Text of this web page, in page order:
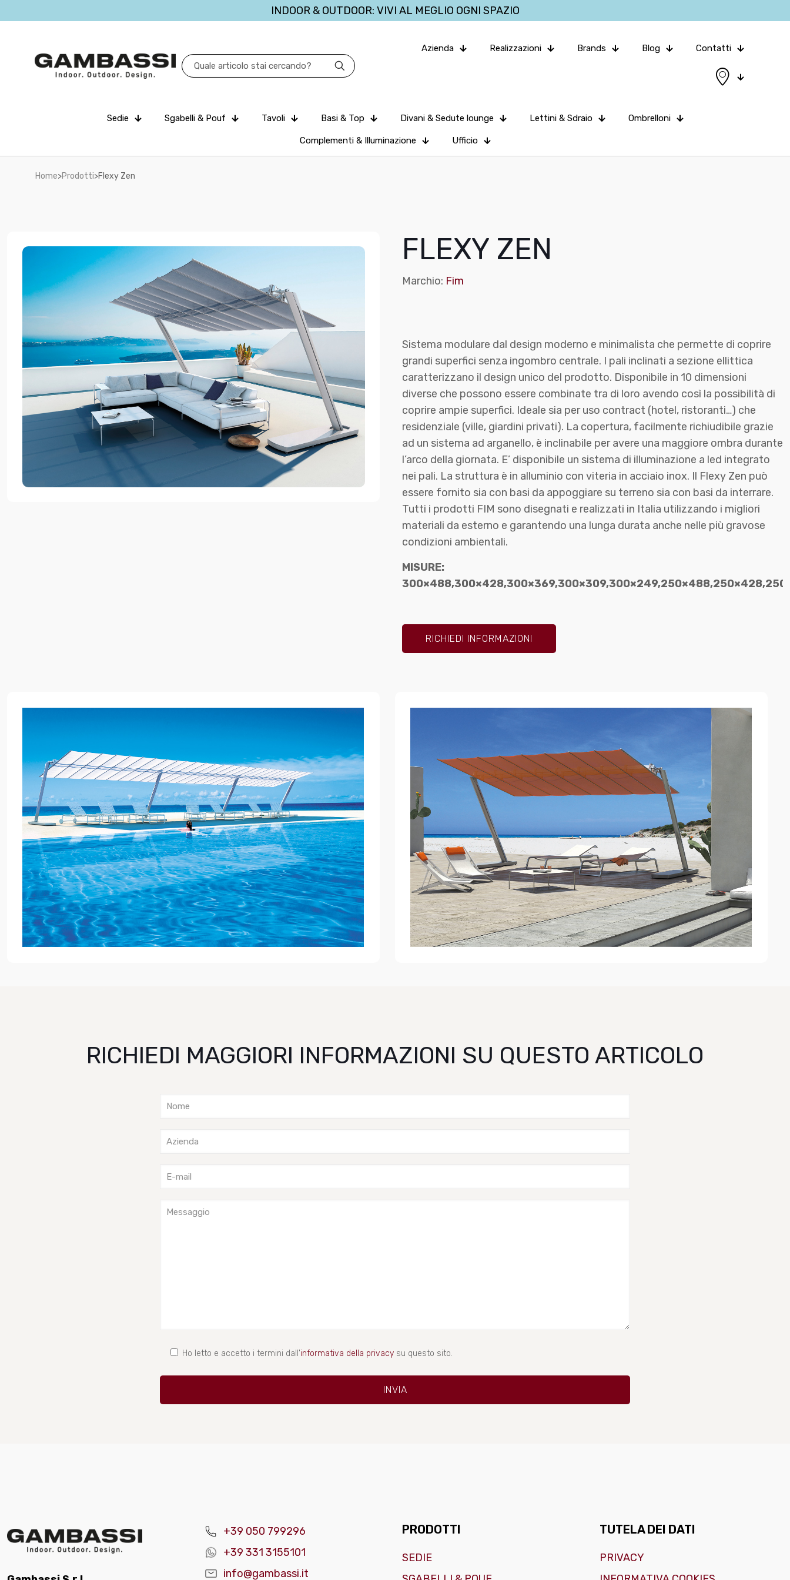
INDOOR & OUTDOOR: VIVI AL MEGLIO OGNI SPAZIO
Azienda Realizzazioni Brands Blog Contatti
Sedie Sgabelli & Pouf Tavoli Basi & Top Divani & Sedute lounge Lettini & Sdraio Ombrelloni
Complementi & Illuminazione Ufficio
Home>Prodotti>Flexy Zen
FLEXY ZEN
Marchio: Fim
Sistema modulare dal design moderno e minimalista che permette di coprire
grandi superfici senza ingombro centrale. I pali inclinati a sezione ellittica
caratterizzano il design unico del prodotto. Disponibile in 10 dimensioni
diverse che possono essere combinate tra di loro avendo così la possibilità di
coprire ampie superfici. Ideale sia per uso contract (hotel, ristoranti…) che
residenziale (ville, giardini privati). La copertura, facilmente richiudibile grazie
ad un sistema ad arganello, è inclinabile per avere una maggiore ombra durante
l’arco della giornata. E’ disponibile un sistema di illuminazione a led integrato
nei pali. La struttura è in alluminio con viteria in acciaio inox. Il Flexy Zen può
essere fornito sia con basi da appoggiare su terreno sia con basi da interrare.
Tutti i prodotti FIM sono disegnati e realizzati in Italia utilizzando i migliori
materiali da esterno e garantendo una lunga durata anche nelle più gravose
condizioni ambientali.
MISURE:
RICHIEDI INFORMAZIONI
RICHIEDI MAGGIORI INFORMAZIONI SU QUESTO ARTICOLO
Ho letto e accetto i termini dall'informativa della privacy su questo sito.
+39 050 799296
+39 331 3155101
info@gambassi.it
PRODOTTI
SEDIE
TUTELA DEI DATI
PRIVACY